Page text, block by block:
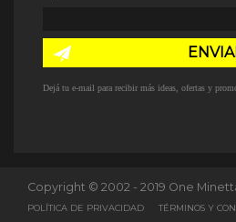
Dejá tu e-mail para recibir más ideas, ofertas y
Copyright © 2002 - 2019 One
POLÍTICA DE PRIVACIDAD TÉRMINOS Y